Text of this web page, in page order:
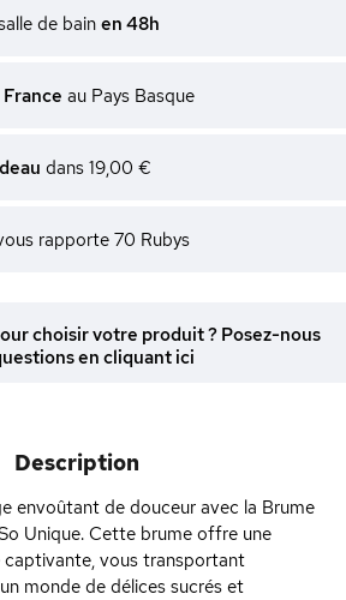
de bain en 48h
au Pays Basque
dans 19,00 €
rapporte 70 Rubys
choisir votre produit ? Posez-nous
en cliquant ici
Description
envoûtant de douceur avec la Brume
Unique. Cette brume offre une
captivante, vous transportant
monde de délices sucrés et